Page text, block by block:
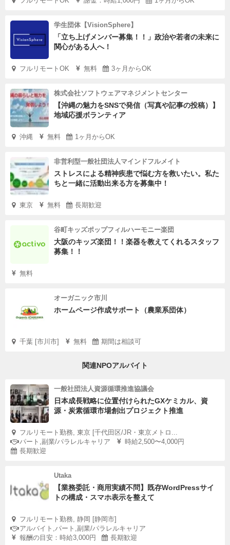
学生団体【VisionSphere】
「立ち上げメンバー募集！！」政治や若者の未来に
関心がある人へ！
フルリモートOK 無料 3ヶ月からOK
株式会社ソフトウェアマネジメントセンター
【沖縄の魅力をSNSで発信（写真や記事の投稿）】
地域応援ボランティア
沖縄 無料 1ヶ月からOK
非営利型一般社団法人マインドフルメイト
ストレスによる精神疾患で悩む方を救いたい。私た
ちと一緒に活動出来る方を募集中！
東京 無料 長期歓迎
谷町キッズポップフィルハーモニー楽団
大阪のキッズ楽団！！楽器を教えてくれるスタッフ
募集！！
無料
オーガニック市川
ホームページ作成サポート（農業系団体）
千葉 [市川市] 無料 期間は相談可
関連NPOアルバイト
一般社団法人資源循環推進協議会
日本成長戦略に位置付けられたGXケミカル、資
源・炭素循環市場創出プロジェクト推進
フルリモート勤務, 東京 [千代田区/JR・東京メトロ...
パート,副業/パラレルキャリア
時給2,500〜4,000円
長期歓迎
Utaka
【業務委託・商用実績不問】既存WordPressサイ
トの構成・スマホ表示を整えて
フルリモート勤務, 静岡 [静岡市]
アルバイト,パート,副業/パラレルキャリア
報酬の目安：時給3,000円
長期歓迎